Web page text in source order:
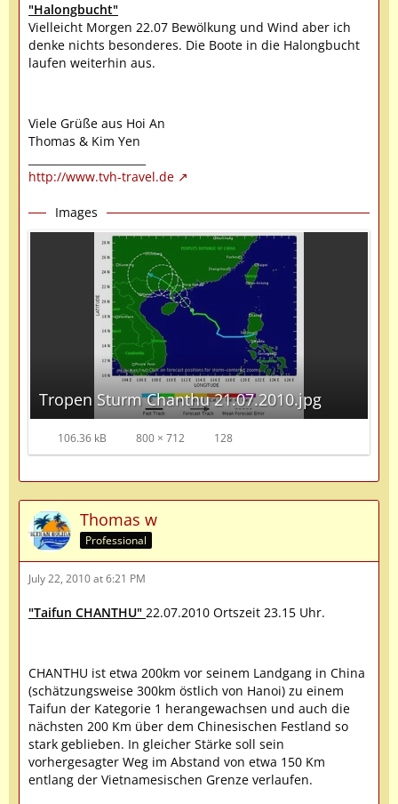
"Halongbucht"
Vielleicht Morgen 22.07 Bewölkung und Wind aber ich
denke nichts besonderes. Die Boote in die Halongbucht
laufen weiterhin aus.
Viele Grüße aus Hoi An
Thomas & Kim Yen
http://www.tvh-travel.de
Images
Tropen Sturm Chanthu 21.07.2010.jpg
106.36 kB 800 × 712 128
Thomas w
Professional
July 22, 2010 at 6:21 PM
"Taifun CHANTHU" 22.07.2010 Ortszeit 23.15 Uhr.
CHANTHU ist etwa 200km vor seinem Landgang in China
(schätzungsweise 300km östlich von Hanoi) zu einem
Taifun der Kategorie 1 herangewachsen und auch die
nächsten 200 Km über dem Chinesischen Festland so
stark geblieben. In gleicher Stärke soll sein
vorhergesagter Weg im Abstand von etwa 150 Km
entlang der Vietnamesischen Grenze verlaufen.